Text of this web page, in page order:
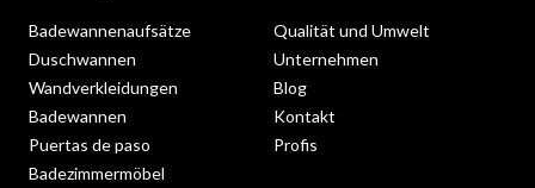
Badewannenaufsätze
Duschwannen
Wandverkleidungen
Badewannen
Puertas de paso
Badezimmermöbel
Qualität und Umwelt
Unternehmen
Blog
Kontakt
Profis